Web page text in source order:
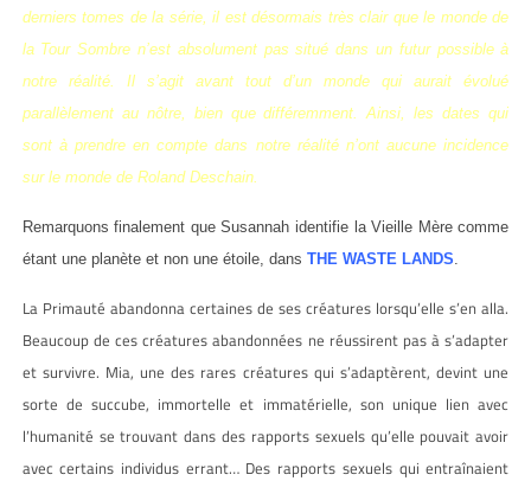
derniers tomes de la série, il est désormais très clair que le monde de
la Tour Sombre n’est absolument pas situé dans un futur possible à
notre réalité. Il s’agit avant tout d’un monde qui aurait évolué
parallèlement au nôtre, bien que différemment. Ainsi, les dates qui
sont à prendre en compte dans notre réalité n’ont aucune incidence
sur le monde de Roland Deschain.
Remarquons finalement que Susannah identifie la Vieille Mère comme
étant une planète et non une étoile, dans THE WASTE LANDS.
La Primauté abandonna certaines de ses créatures lorsqu’elle s’en alla.
Beaucoup de ces créatures abandonnées ne réussirent pas à s’adapter
et survivre. Mia, une des rares créatures qui s’adaptèrent, devint une
sorte de succube, immortelle et immatérielle, son unique lien avec
l’humanité se trouvant dans des rapports sexuels qu’elle pouvait avoir
avec certains individus errant… Des rapports sexuels qui entraînaient